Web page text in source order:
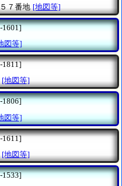
７番地 [地図等]
1601]
図等]
1811]
[地図等]
1806]
図等]
1611]
[地図等]
1533]